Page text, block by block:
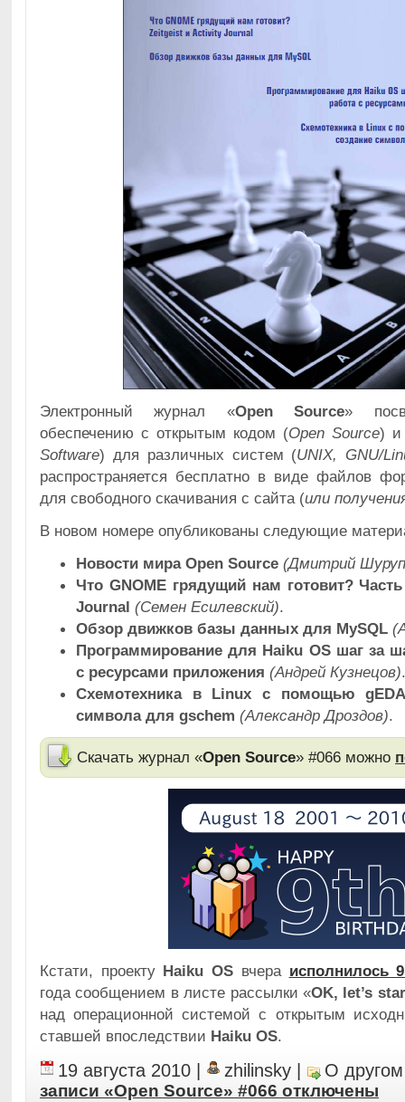
Электронный журнал «Open Source»
обеспечению с открытым кодом (Open Source) и
Software) для различных систем (UNIX, GNU/
распространяется бесплатно в виде файлов
для свободного скачивания с сайта (или
В новом номере опубликованы следующие
Новости мира Open Source (Дмитрий
Что GNOME грядущий нам готовит?
Journal (Семен Есилевский).
Обзор движков базы данных для MySQL
Программирование для Haiku OS шаг за
с ресурсами приложения (Андрей Кузнецов).
Схемотехника в Linux с помощью
символа для gschem (Александр Дроздов).
Скачать журнал «Open Source» #066 можно
Кстати, проекту Haiku OS вчера исполнилось
года сообщением в листе рассылки «OK, let’s
над операционной системой с открытым
ставшей впоследствии Haiku OS.
19 августа 2010 zhilinsky О другом
записи «Open Source» #066 отключены